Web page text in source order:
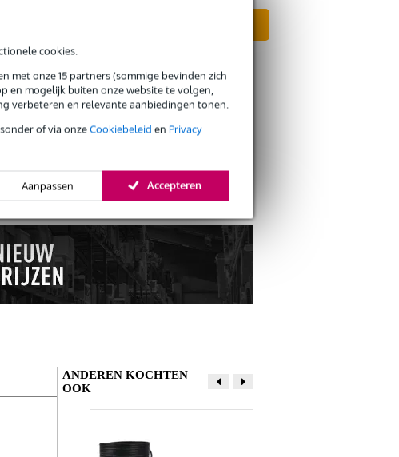
cookies.
met onze 15 partners (sommige bevinden zich
en mogelijk buiten onze website te volgen,
verbeteren en relevante aanbiedingen tonen.
of via onzeCookiebeleid en Privacy
Aanpassen Accepteren
ANDEREN KOCHTEN
OOK